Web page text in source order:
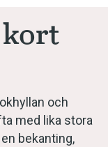
och
med lika stora
bekanting,